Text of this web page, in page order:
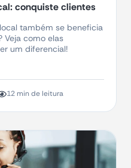
conquiste clientes
também se beneficia
Veja como elas
um diferencial!
12 min de leitura